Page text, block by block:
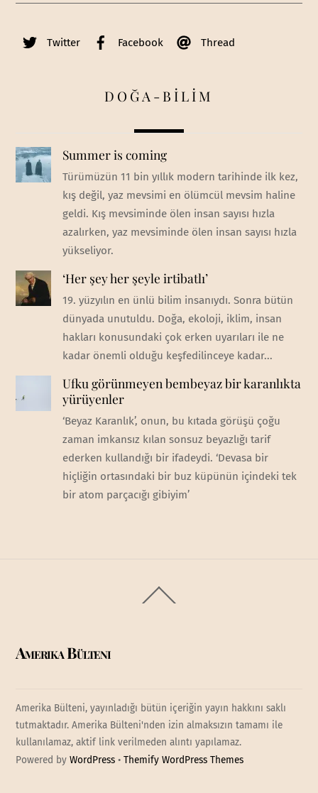
Twitter Facebook Thread
DOĞA-BİLİM
Summer is coming
Türümüzün 11 bin yıllık modern tarihinde ilk kez,
kış değil, yaz mevsimi en ölümcül mevsim haline
geldi. Kış mevsiminde ölen insan sayısı hızla
azalırken, yaz mevsiminde ölen insan sayısı hızla
yükseliyor.
‘Her şey her şeyle irtibatlı’
19. yüzyılın en ünlü bilim insanıydı. Sonra bütün
dünyada unutuldu. Doğa, ekoloji, iklim, insan
hakları konusundaki çok erken uyarıları ile ne
kadar önemli olduğu keşfedilinceye kadar...
Ufku görünmeyen bembeyaz bir karanlıkta
yürüyenler
‘Beyaz Karanlık’, onun, bu kıtada görüşü çoğu
zaman imkansız kılan sonsuz beyazlığı tarif
ederken kullandığı bir ifadeydi. ‘Devasa bir
hiçliğin ortasındaki bir buz küpünün içindeki tek
bir atom parçacığı gibiyim’
To
Amerika Bülteni
Amerika Bülteni, yayınladığı bütün içeriğin yayın hakkını saklı
tutmaktadır. Amerika Bülteni'nden izin almaksızın tamamı ile
kullanılamaz, aktif link verilmeden alıntı yapılamaz.
Powered byWordPress •Themify WordPress Themes